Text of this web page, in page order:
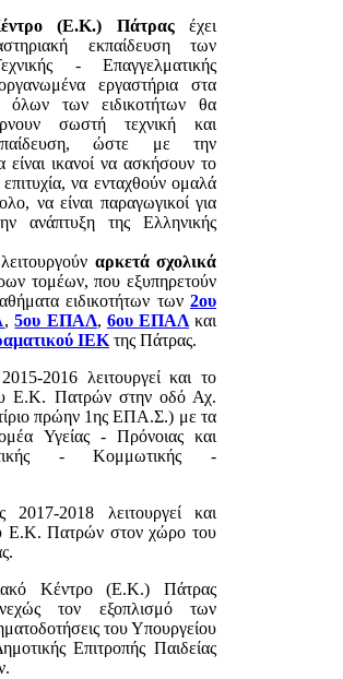
(Ε.Κ.) Πάτρας έχει
εκπαίδευση των
- Επαγγελματικής
εργαστήρια στα
όλων των ειδικοτήτων θα
σωστή τεχνική και
ώστε με την
είναι ικανοί να ασκήσουν το
να ενταχθούν ομαλά
να είναι παραγωγικοί για
ανάπτυξη της Ελληνικής
αρκετά σχολικά
τομέων, που εξυπηρετούν
ειδικοτήτων των 2ου
,5ου ΕΠΑΛ, 6ου ΕΠΑΛκαι
ΙΕΚτης Πάτρας.
2016 λειτουργεί και το
Ε.Κ. Πατρών στην οδό Αχ.
πρώην 1ης ΕΠΑ.Σ.) με τα
Υγείας - Πρόνοιας και
- Κομμωτικής -
2018 λειτουργεί και
Ε.Κ. Πατρών στον χώρο του
Κέντρο (Ε.Κ.) Πάτρας
τον εξοπλισμό των
του Υπουργείου
Επιτροπής Παιδείας